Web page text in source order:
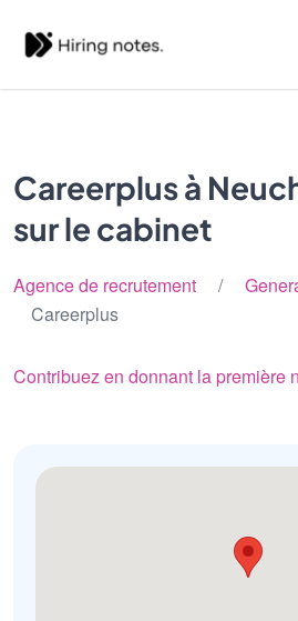
Careerplus à
sur le cabinet
Agence de recrutement /
Careerplus
Contribuez en donnant la première